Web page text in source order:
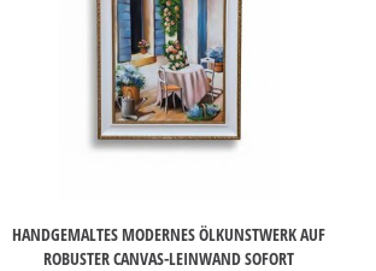
HANDGEMALTES MODERNES ÖLKUNSTWERK AUF
ROBUSTER CANVAS-LEINWAND SOFORT